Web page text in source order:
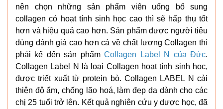
nên chọn những sản phẩm viên uống bổ sung
collagen có hoạt tính sinh học cao thì sẽ hấp thụ tốt
hơn và hiệu quả cao hơn. Sản phẩm được người tiêu
dùng đánh giá cao hơn cả về chất lượng Collagen thì
phải kể đến sản phẩmCollagen Label N của Đức.
Collagen Label N là loại Collagen hoạt tính sinh học,
được triết xuất từ protein bò. Collagen LABEL N cải
thiện độ ẩm, chống lão hoá, làm đẹp da dành cho các
chị 25 tuổi trở lên. Kết quả nghiên cứu y dược học, đã